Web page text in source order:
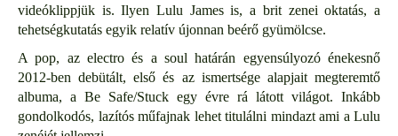
videóklippjük is. Ilyen Lulu James is, a brit zenei oktatás, a
tehetségkutatás egyik relatív újonnan beérő gyümölcse.
A pop, az electro és a soul határán egyensúlyozó énekesnő
2012-ben debütált, első és az ismertsége alapjait megteremtő
albuma, a Be Safe/Stuck egy évre rá látott világot. Inkább
gondolkodós, lazítós műfajnak lehet titulálni mindazt ami a Lulu